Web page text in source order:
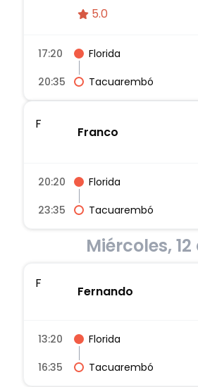
5.0
17:20
Florida
20:35
Tacuarembó
F
Franco
20:20
Florida
23:35
Tacuarembó
Miércoles,
F
Fernando
13:20
Florida
16:35
Tacuarembó